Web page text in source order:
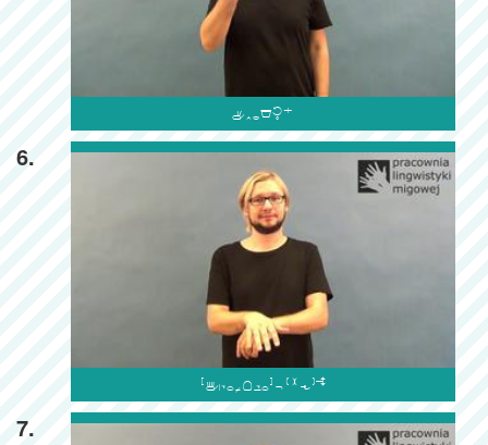

6.

7.